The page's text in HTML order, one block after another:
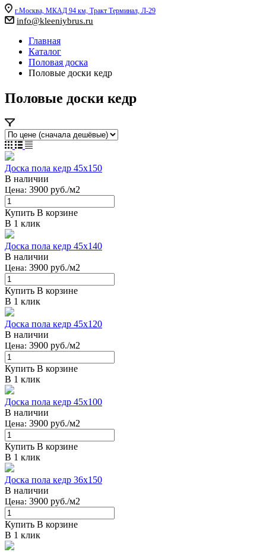
г.Москва, МКАД 94 км, Тракт Терминал, Л-29
info@kleeniybrus.ru
Главная
Каталог
Половая доска
Половые доски кедр
Половые доски кедр
Доска пола кедр 45x150
В наличии
Цена: 3900 руб./м2
Купить В корзине
В 1 клик
Доска пола кедр 45x140
В наличии
Цена: 3900 руб./м2
Купить В корзине
В 1 клик
Доска пола кедр 45x120
В наличии
Цена: 3900 руб./м2
Купить В корзине
В 1 клик
Доска пола кедр 45x100
В наличии
Цена: 3900 руб./м2
Купить В корзине
В 1 клик
Доска пола кедр 36x150
В наличии
Цена: 3900 руб./м2
Купить В корзине
В 1 клик